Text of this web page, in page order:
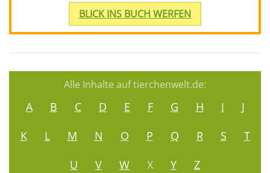
BLICK INS BUCH WERFEN
Alle Inhalte auf tierchenwelt.de:
A B C D E F G H I
J
K
L M N O P Q R S
T
U
V W X Y Z